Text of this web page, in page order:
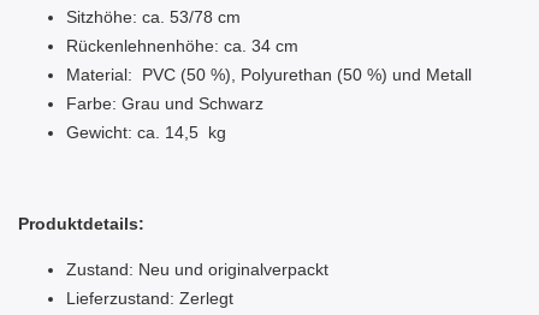
Sitzhöhe: ca. 53/78 cm
Rückenlehnenhöhe: ca. 34 cm
Material: PVC (50 %), Polyurethan (50 %) und Metall
Farbe: Grau und Schwarz
Gewicht: ca. 14,5 kg
Produktdetails:
Zustand: Neu und originalverpackt
Lieferzustand: Zerlegt